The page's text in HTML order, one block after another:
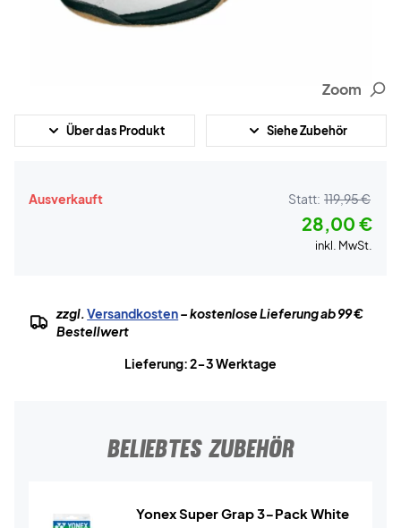
Zoom
Über das Produkt Siehe Zubehör
Ausverkauft Statt: 119,95 €
28,00 €
inkl. MwSt.
zzgl.Versandkosten– kostenlose Lieferung ab 99 €
Bestellwert
Lieferung: 2-3 Werktage
BELIEBTES ZUBEHÖR
Yonex Super Grap 3-Pack White